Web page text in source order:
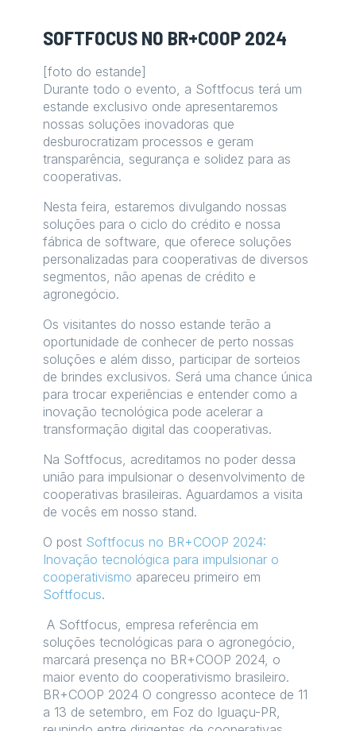
SOFTFOCUS NO BR+COOP 2024
[foto do estande]
Durante todo o evento, a Softfocus terá um
estande exclusivo onde apresentaremos
nossas soluções inovadoras que
desburocratizam processos e geram
transparência, segurança e solidez para as
cooperativas.
Nesta feira, estaremos divulgando nossas
soluções para o ciclo do crédito e nossa
fábrica de software, que oferece soluções
personalizadas para cooperativas de diversos
segmentos, não apenas de crédito e
agronegócio.
Os visitantes do nosso estande terão a
oportunidade de conhecer de perto nossas
soluções e além disso, participar de sorteios
de brindes exclusivos. Será uma chance única
para trocar experiências e entender como a
inovação tecnológica pode acelerar a
transformação digital das cooperativas.
Na Softfocus, acreditamos no poder dessa
união para impulsionar o desenvolvimento de
cooperativas brasileiras. Aguardamos a visita
de vocês em nosso stand.
O post Softfocus no BR+COOP 2024:
Inovação tecnológica para impulsionar o
cooperativismo apareceu primeiro em
Softfocus.
A Softfocus, empresa referência em
soluções tecnológicas para o agronegócio,
marcará presença no BR+COOP 2024, o
maior evento do cooperativismo brasileiro.
BR+COOP 2024 O congresso acontece de 11
a 13 de setembro, em Foz do Iguaçu-PR,